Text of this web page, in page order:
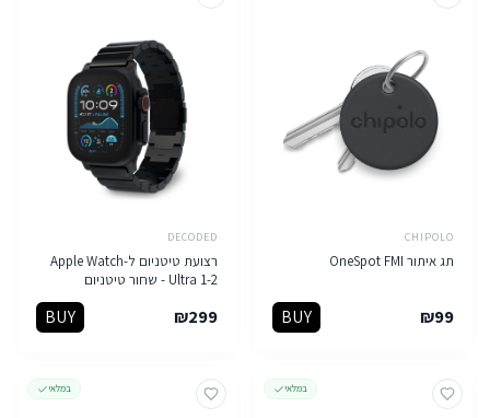
CHIPOLO
תג איתור OneSpot FMI
₪99
BUY
DECODED
רצועת טיטניום ל-Apple Watch
Ultra 1-2 - שחור טיטניום
₪299
BUY
במלאי במלאי